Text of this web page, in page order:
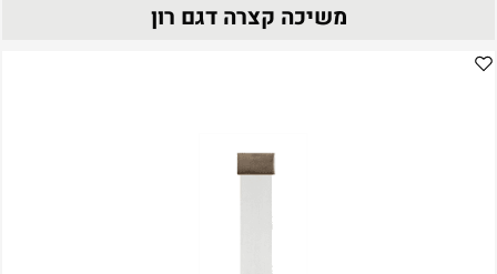
משיכה קצרה דגם רון